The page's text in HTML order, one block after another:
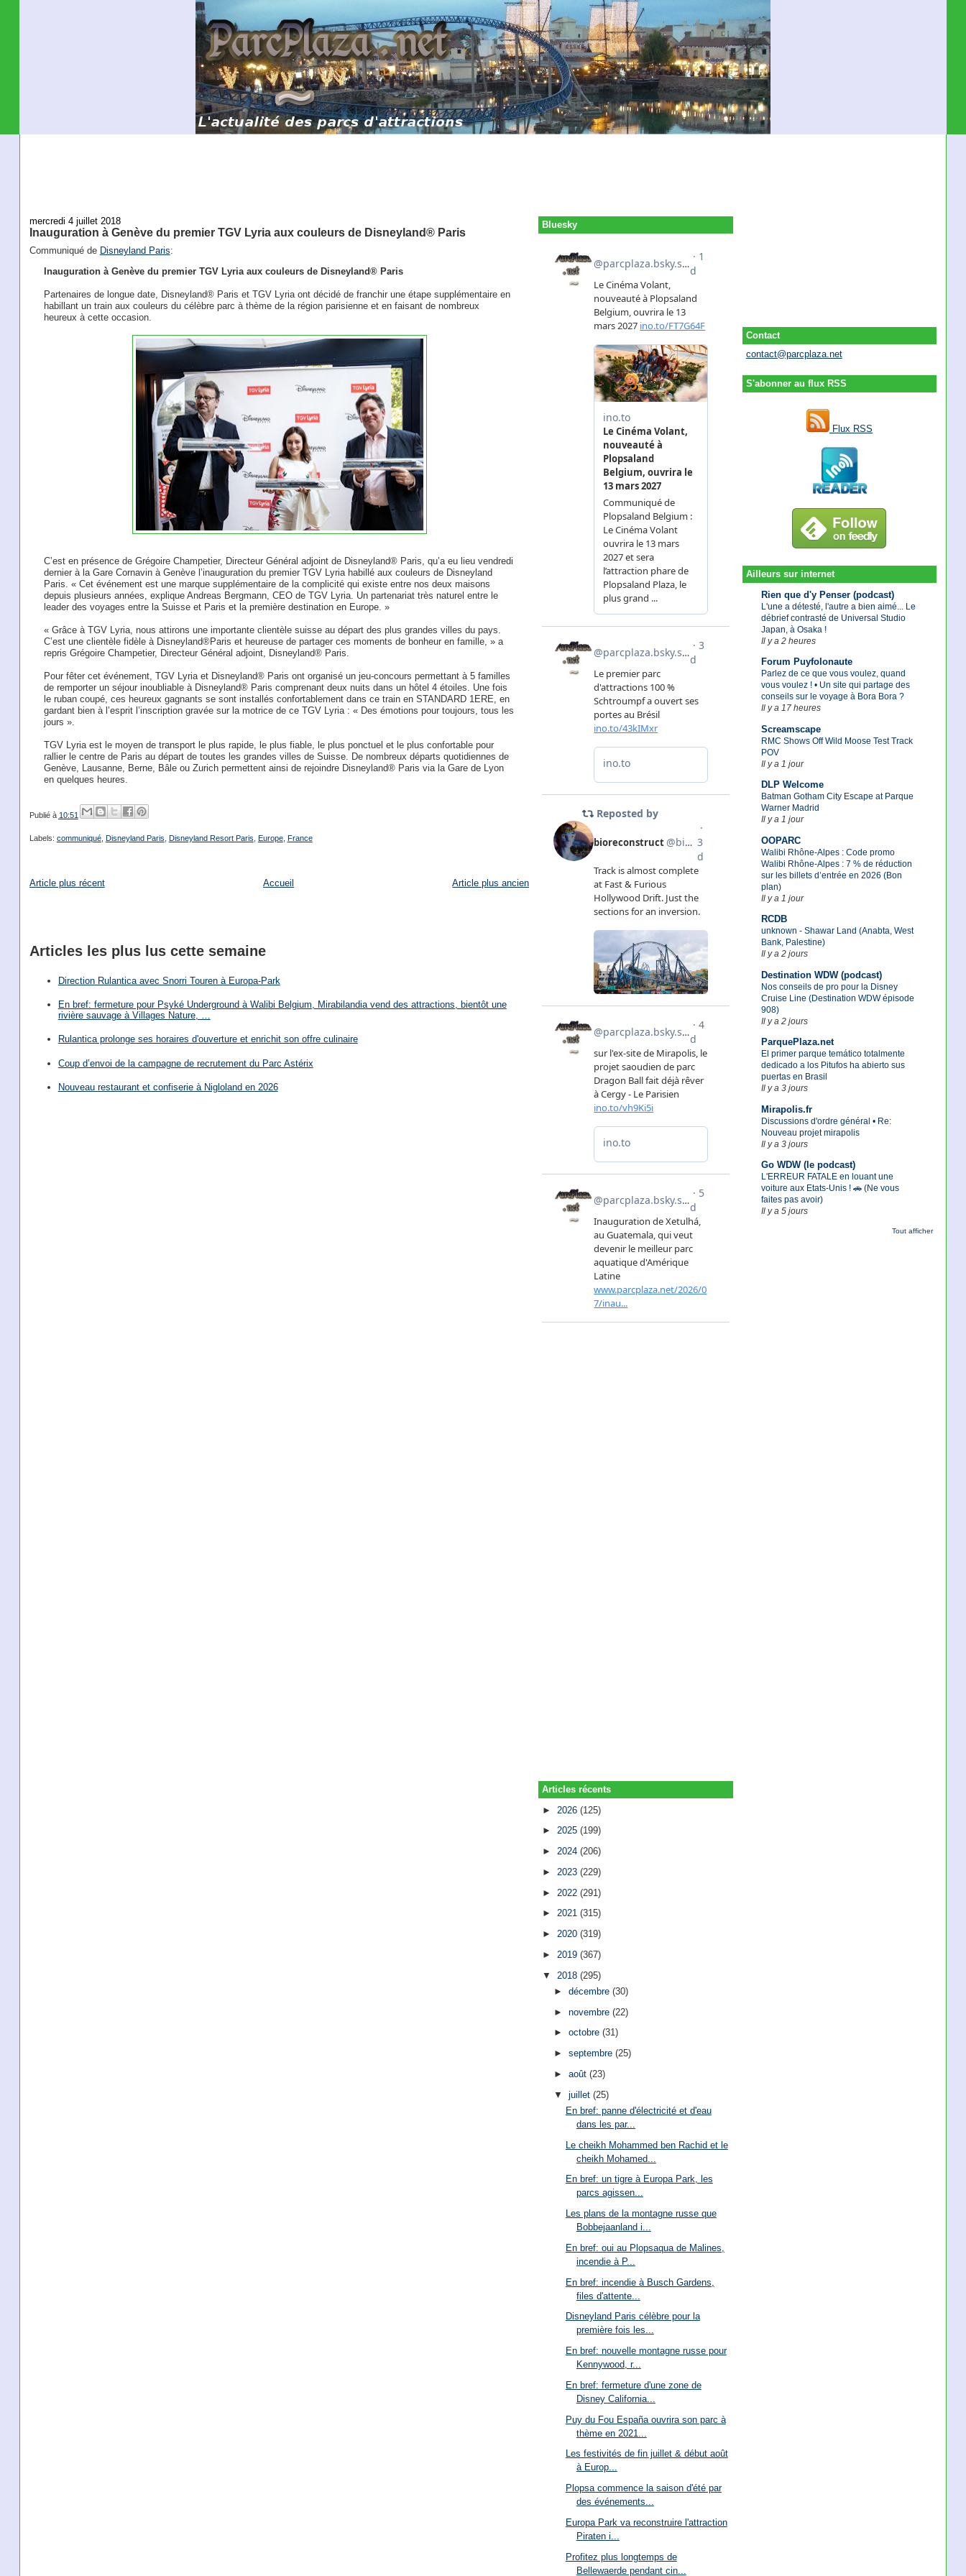
Contact
contact@parcplaza.net
S'abonner au flux RSS
Flux RSS
Ailleurs sur internet
Rien que d'y Penser (podcast)
L'une a détesté, l'autre a bien aimé... Le
débrief contrasté de Universal Studio
Japan, à Osaka !
Il y a 2 heures
Forum Puyfolonaute
Parlez de ce que vous voulez, quand
vous voulez ! • Un site qui partage des
conseils sur le voyage à Bora Bora ?
Il y a 17 heures
Screamscape
RMC Shows Off Wild Moose Test Track
POV
Il y a 1 jour
DLP Welcome
Batman Gotham City Escape at Parque
Warner Madrid
Il y a 1 jour
OOPARC
Walibi Rhône-Alpes : Code promo
Walibi Rhône-Alpes : 7 % de réduction
sur les billets d’entrée en 2026 (Bon
plan)
Il y a 1 jour
RCDB
unknown - Shawar Land (Anabta, West
Bank, Palestine)
Il y a 2 jours
Destination WDW (podcast)
Nos conseils de pro pour la Disney
Cruise Line (Destination WDW épisode
908)
Il y a 2 jours
ParquePlaza.net
El primer parque temático totalmente
dedicado a los Pitufos ha abierto sus
puertas en Brasil
Il y a 3 jours
Mirapolis.fr
Discussions d'ordre général • Re:
Nouveau projet mirapolis
Il y a 3 jours
Go WDW (le podcast)
L'ERREUR FATALE en louant une
voiture aux Etats-Unis ! 🚗 (Ne vous
faites pas avoir)
Il y a 5 jours
Tout afficher
mercredi 4 juillet 2018
Inauguration à Genève du premier TGV Lyria aux couleurs de Disneyland® Paris
Communiqué de Disneyland Paris:
Inauguration à Genève du premier TGV Lyria aux couleurs de Disneyland® Paris
Partenaires de longue date, Disneyland® Paris et TGV Lyria ont décidé de franchir une étape supplémentaire en
habillant un train aux couleurs du célèbre parc à thème de la région parisienne et en faisant de nombreux
heureux à cette occasion.
C’est en présence de Grégoire Champetier, Directeur Général adjoint de Disneyland® Paris, qu’a eu lieu vendredi
dernier à la Gare Cornavin à Genève l’inauguration du premier TGV Lyria habillé aux couleurs de Disneyland
Paris. « Cet événement est une marque supplémentaire de la complicité qui existe entre nos deux maisons
depuis plusieurs années, explique Andreas Bergmann, CEO de TGV Lyria. Un partenariat très naturel entre le
leader des voyages entre la Suisse et Paris et la première destination en Europe. »
« Grâce à TGV Lyria, nous attirons une importante clientèle suisse au départ des plus grandes villes du pays.
C’est une clientèle fidèle à Disneyland®Paris et heureuse de partager ces moments de bonheur en famille, » a
repris Grégoire Champetier, Directeur Général adjoint, Disneyland® Paris.
Pour fêter cet événement, TGV Lyria et Disneyland® Paris ont organisé un jeu-concours permettant à 5 familles
de remporter un séjour inoubliable à Disneyland® Paris comprenant deux nuits dans un hôtel 4 étoiles. Une fois
le ruban coupé, ces heureux gagnants se sont installés confortablement dans ce train en STANDARD 1ERE, en
gardant bien à l’esprit l’inscription gravée sur la motrice de ce TGV Lyria : « Des émotions pour toujours, tous les
jours ».
TGV Lyria est le moyen de transport le plus rapide, le plus fiable, le plus ponctuel et le plus confortable pour
rallier le centre de Paris au départ de toutes les grandes villes de Suisse. De nombreux départs quotidiennes de
Genève, Lausanne, Berne, Bâle ou Zurich permettent ainsi de rejoindre Disneyland® Paris via la Gare de Lyon
en quelques heures.
Publié à 10:51
Labels: communiqué, Disneyland Paris, Disneyland Resort Paris, Europe, France
Article plus récent Article plus ancien
Accueil
Articles les plus lus cette semaine
Direction Rulantica avec Snorri Touren à Europa-Park
En bref: fermeture pour Psyké Underground à Walibi Belgium, Mirabilandia vend des attractions, bientôt une
rivière sauvage à Villages Nature, …
Rulantica prolonge ses horaires d'ouverture et enrichit son offre culinaire
Coup d’envoi de la campagne de recrutement du Parc Astérix
Nouveau restaurant et confiserie à Nigloland en 2026
Bluesky
Articles récents
► 2026(125)
►2025(199)
►2024(206)
► 2023(229)
► 2022(291)
►2021(315)
►2020(319)
► 2019(367)
▼ 2018(295)
► décembre (30)
► novembre (22)
► octobre (31)
► septembre (25)
► août (23)
▼ juillet (25)
En bref: panne d'électricité et d'eau
dans les par...
Le cheikh Mohammed ben Rachid et le
cheikh Mohamed...
En bref: un tigre à Europa Park, les
parcs agissen...
Les plans de la montagne russe que
Bobbejaanland i...
En bref: oui au Plopsaqua de Malines,
incendie à P...
En bref: incendie à Busch Gardens,
files d'attente...
Disneyland Paris célèbre pour la
première fois les...
En bref: nouvelle montagne russe pour
Kennywood, r...
En bref: fermeture d'une zone de
Disney California...
Puy du Fou España ouvrira son parc à
thème en 2021...
Les festivités de fin juillet & début août
à Europ...
Plopsa commence la saison d'été par
des événements...
Europa Park va reconstruire l'attraction
Piraten i...
Profitez plus longtemps de
Bellewaerde pendant cin...